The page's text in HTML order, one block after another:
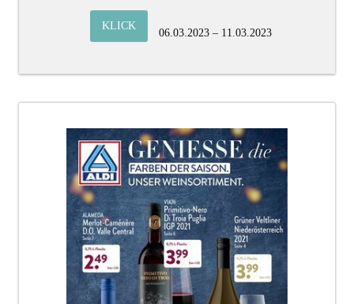
KLICK
06.03.2023 – 11.03.2023